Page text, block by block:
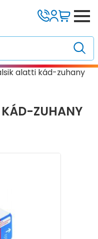
alatti kád-zuhany
KÁD-ZUHANY